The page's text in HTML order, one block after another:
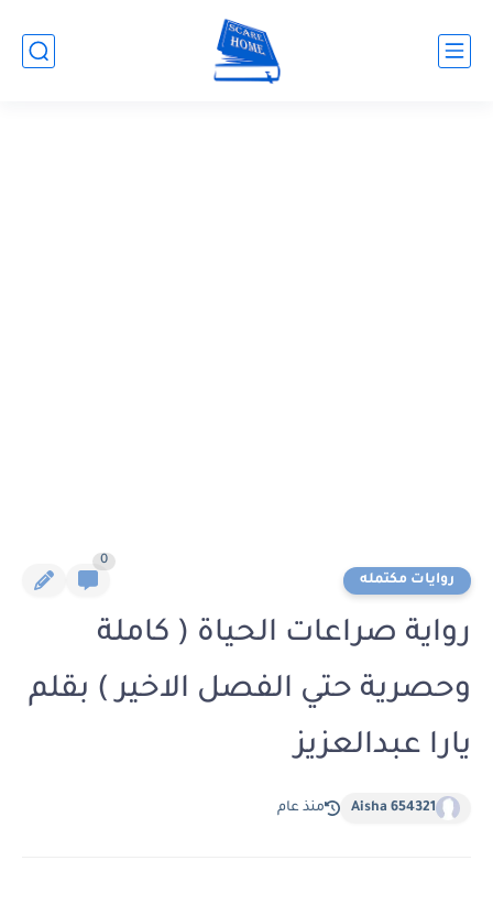
روايات مكتمله
0
رواية صراعات الحياة ( كاملة
وحصرية حتي الفصل الاخير ) بقلم
يارا عبدالعزيز
Aisha 654321 منذ عام